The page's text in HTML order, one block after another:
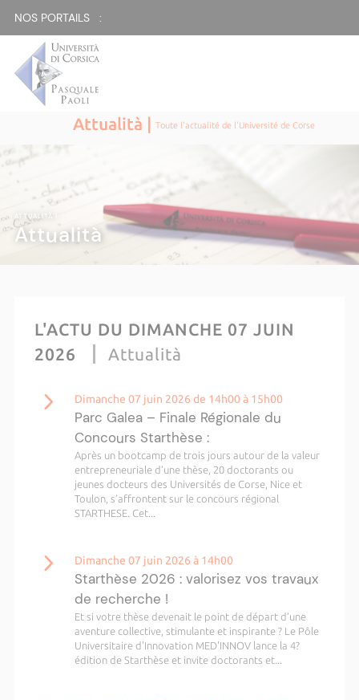
NOS PORTAILS :
Attualità |Toute l'actualité de l'Université de Corse
ATTUALITÀ |
Attualità
L'ACTU DU DIMANCHE 07 JUIN
2026
Attualità
Dimanche 07 juin 2026 de 14h00 à 15h00
Parc Galea – Finale Régionale du
Concours Starthèse :
Après un bootcamp de trois jours autour de la valeur
entrepreneuriale d’une thèse, 20 doctorants ou
jeunes docteurs des Universités de Corse, Nice et
Toulon, s’affrontent sur le concours régional
STARTHESE. Cet...
Dimanche 07 juin 2026 à 14h00
Starthèse 2026 : valorisez vos travaux
de recherche !
Et si votre thèse devenait le point de départ d’une
aventure collective, stimulante et inspirante ? Le Pôle
Universitaire d'Innovation MED'INNOV lance la 4?
édition de Starthèse et invite doctorants et...